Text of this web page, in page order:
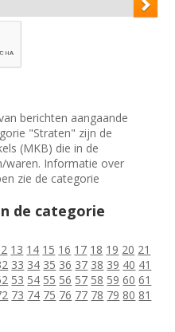
berichten aangaande
"Straten" zijn de
(MKB) die in de
waren. Informatie over
zie de categorie
de categorie
13 14 15 16 17 18 19 20 21
33 34 35 36 37 38 39 40 41
53 54 55 56 57 58 59 60 61
73 74 75 76 77 78 79 80 81